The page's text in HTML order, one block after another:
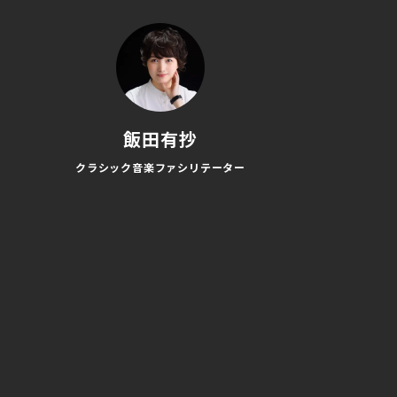
飯田有抄
クラシック音楽ファシリテーター